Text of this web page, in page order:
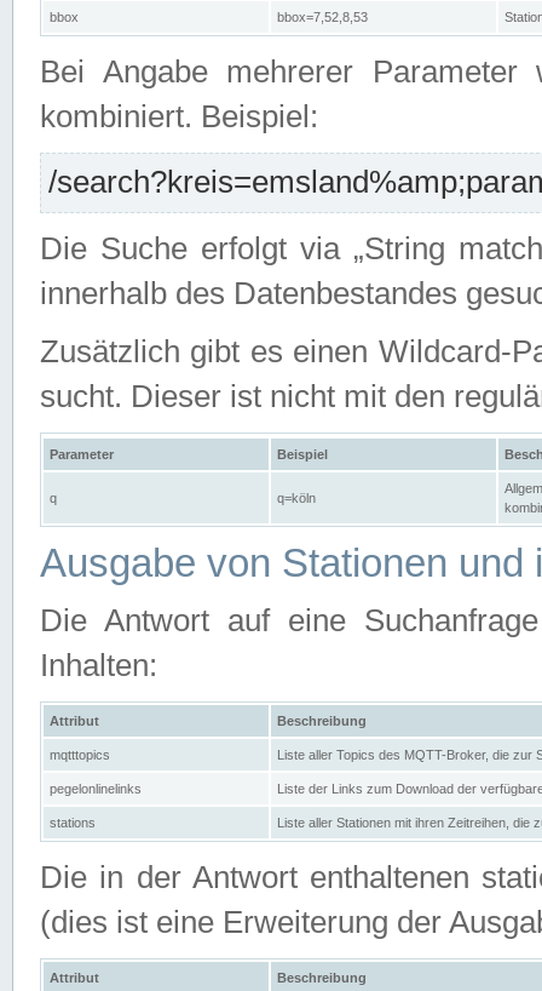
bbox bbox=7,52,8,53
Bei Angabe mehrerer Parameter
kombiniert. Beispiel:
/
Die Suche erfolgt via „String
innerhalb des Datenbestandes
Zusätzlich gibt es einen Wildcard-
sucht. Dieser ist nicht mit den
Parameter Beispiel
q q=köln
Ausgabe von Stationen und
Die Antwort auf eine
Inhalten:
Attribut Beschreibung
mqtttopics Liste aller Topics des MQTT-Broker, die zur
pegelonlinelinks Liste der Links zum Download der
stations Liste aller Stationen mit ihren Zeitreihen, die
Die in der Antwort enthaltenen
(dies ist eine Erweiterung der
Attribut Beschreibung